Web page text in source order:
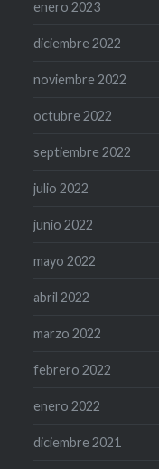
enero 2023
diciembre 2022
noviembre 2022
octubre 2022
septiembre 2022
julio 2022
junio 2022
mayo 2022
abril 2022
marzo 2022
febrero 2022
enero 2022
diciembre 2021